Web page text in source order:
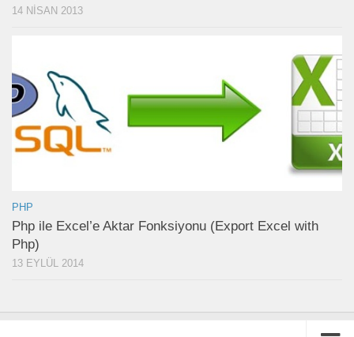
14 NISAN 2013
PHP
Php ile Excel’e Aktar Fonksiyonu (Export Excel with
Php)
13 EYLÜL 2014